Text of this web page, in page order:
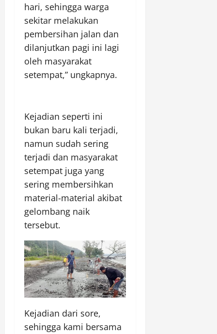
hari, sehingga warga
sekitar melakukan
pembersihan jalan dan
dilanjutkan pagi ini lagi
oleh masyarakat
setempat,” ungkapnya.
Kejadian seperti ini
bukan baru kali terjadi,
namun sudah sering
terjadi dan masyarakat
setempat juga yang
sering membersihkan
material-material akibat
gelombang naik
tersebut.
Kejadian dari sore,
sehingga kami bersama